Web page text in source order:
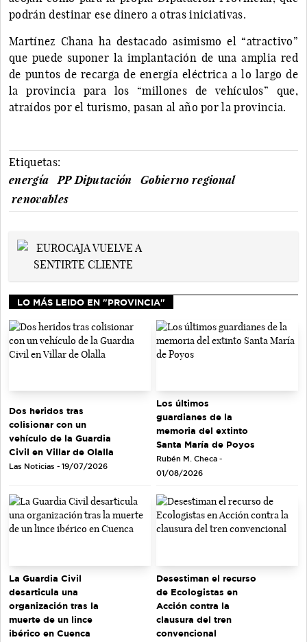
podrán destinar ese dinero a otras iniciativas.
Martínez Chana ha destacado asimismo el “atractivo”
que puede suponer la implantación de una amplia red
de puntos de recarga de energía eléctrica a lo largo de
la provincia para los “millones de vehículos” que,
atraídos por el turismo, pasan al año por la provincia.
Etiquetas:
energía
PP Diputación
Gobierno regional
renovables
LO MÁS LEIDO EN "PROVINCIA"
Dos heridos tras
colisionar con un
vehículo de la Guardia
Civil en Villar de Olalla
Las Noticias - 19/07/2026
Los últimos
guardianes de la
memoria del extinto
Santa María de Poyos
Rubén M. Checa -
01/08/2026
La Guardia Civil
desarticula una
organización tras la
muerte de un lince
ibérico en Cuenca
Desestiman el recurso
de Ecologistas en
Acción contra la
clausura del tren
convencional